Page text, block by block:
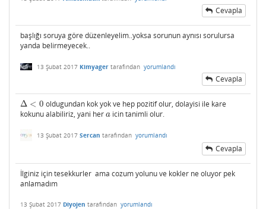
Cevapla
başlığı soruya göre düzenleyelim..yoksa sorunun aynısı sorulursa
yanda belirmeyecek..
13 Şubat 2017 Kimyager tarafından yorumlandı
Cevapla
Δ < 0
Δ< 0
oldugundan kok yok ve hep pozitif olur, dolayisi ile kare
kokunu alabiliriz, yani her a
a icin tanimli olur.
13 Şubat 2017 Sercan tarafından yorumlandı
Cevapla
İlginiz için tesekkurler ama cozum yolunu ve kokler ne oluyor pek
anlamadım
13 Şubat 2017 Diyojen tarafından yorumlandı